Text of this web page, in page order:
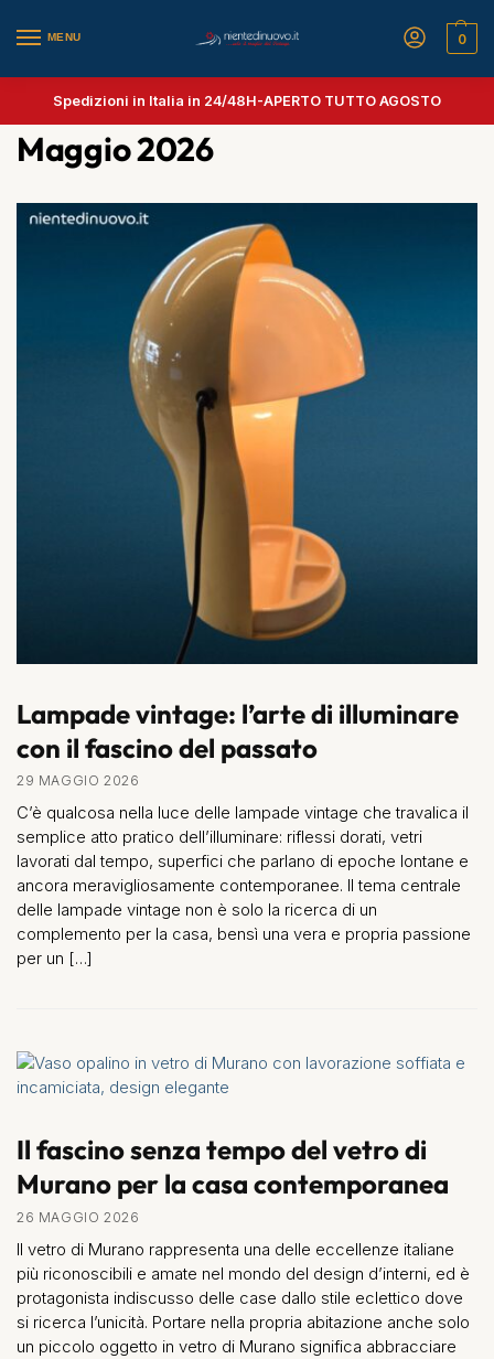
MENU 0
Spedizioni in Italia in 24/48H-APERTO TUTTO AGOSTO
Maggio 2026
Lampade vintage: l’arte di illuminare
con il fascino del passato
29 MAGGIO 2026
C’è qualcosa nella luce delle lampade vintage che travalica il
semplice atto pratico dell’illuminare: riflessi dorati, vetri
lavorati dal tempo, superfici che parlano di epoche lontane e
ancora meravigliosamente contemporanee. Il tema centrale
delle lampade vintage non è solo la ricerca di un
complemento per la casa, bensì una vera e propria passione
per un […]
Il fascino senza tempo del vetro di
Murano per la casa contemporanea
26 MAGGIO 2026
Il vetro di Murano rappresenta una delle eccellenze italiane
più riconoscibili e amate nel mondo del design d’interni, ed è
protagonista indiscusso delle case dallo stile eclettico dove
si ricerca l’unicità. Portare nella propria abitazione anche solo
un piccolo oggetto in vetro di Murano significa abbracciare